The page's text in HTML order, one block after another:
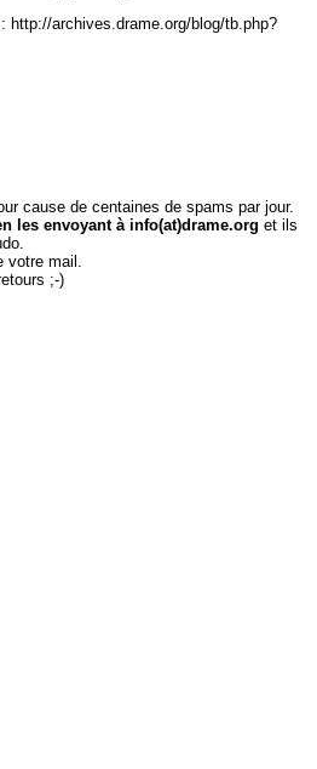
http://archives.drame.org/blog/tb.php?
cause de centaines de spams par jour.
les envoyant à info(at)drame.org et ils
votre mail.
;-)